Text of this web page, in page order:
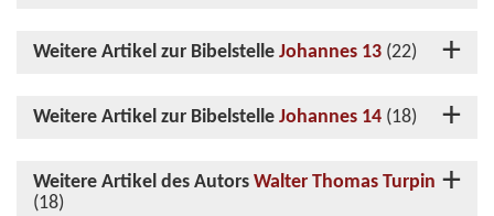
Weitere Artikel zur Bibelstelle Johannes 13 (22)
Weitere Artikel zur Bibelstelle Johannes 14 (18)
Weitere Artikel des Autors Walter Thomas Turpin
(18)